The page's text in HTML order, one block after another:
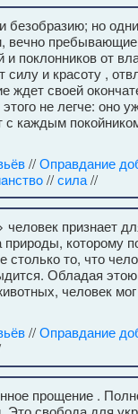
безобразию; но
вечно
поклонников от
силу и красоту ,
ждет своей
не легче: оно
каждым
//Оправдание
//сила//
признает
которому
столько то, что
Обладая
человек
//Оправдание
прощение .